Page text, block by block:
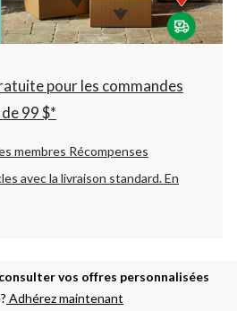
à
22:00
changer
pour les commandes
99 $*
membres Récompenses
avec la livraison standard.En
vos offres personnalisées
Adhérez maintenant